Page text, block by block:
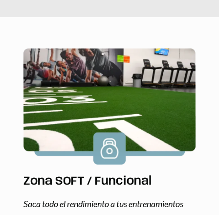
Zona SOFT / Funcional
Saca todo el rendimiento a tus entrenamientos